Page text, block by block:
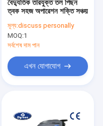
বৈদ্যুতিক তারযুক্ত তল পিছন
ত্বক সহজ অপারেশন শক্তি সঞ্চয়
মূল্য:discuss personally
MOQ:1
সর্বশেষ দাম পান
এখন যোগাযোগ